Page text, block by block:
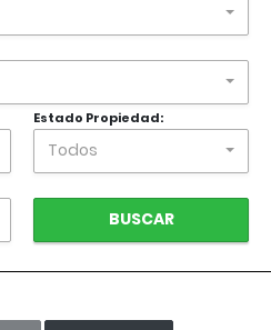
Estado Propiedad:
Todos
BUSCAR